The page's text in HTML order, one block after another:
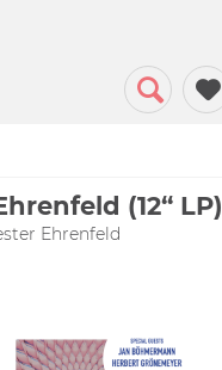
(12“ LP)
Ehrenfeld